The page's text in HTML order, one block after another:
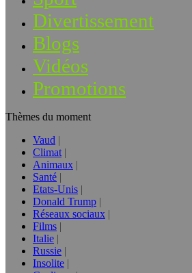
Divertissement
Blogs
Vidéos
Promotions
Thèmes du moment
Vaud
Climat
Animaux
Santé
Etats-Unis
Donald Trump
Réseaux sociaux
Films
Italie
Russie
Insolite